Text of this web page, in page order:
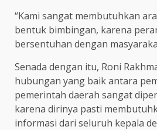
“Kami sangat membutuhkan
bentuk bimbingan, karena
bersentuhan dengan
Senada dengan itu, Roni
hubungan yang baik antara
pemerintah daerah sangat
karena dirinya pasti
informasi dari seluruh kepala